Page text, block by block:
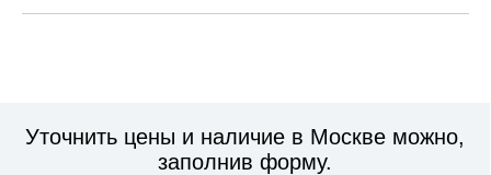
Уточнить цены и наличие в Москве можно,
заполнив форму.